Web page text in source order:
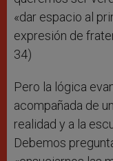
«dar espacio al
expresión de
34)
Pero la lógica
acompañada de
realidad y a la
Debemos